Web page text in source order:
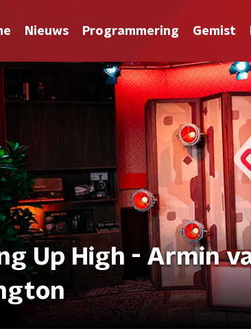
Nieuws Programmering Gemist
Up High - Armin